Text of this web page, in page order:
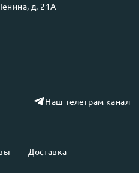
Доставка
д. 21А
Наш телеграм канал